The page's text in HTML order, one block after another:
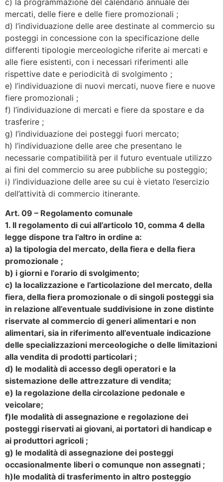
c) la programmazione del calendario annuale dei
mercati, delle fiere e delle fiere promozionali ;
d) l’individuazione delle aree destinate al commercio su
posteggi in concessione con la specificazione delle
differenti tipologie merceologiche riferite ai mercati e
alle fiere esistenti, con i necessari riferimenti alle
rispettive date e periodicità di svolgimento ;
e) l’individuazione di nuovi mercati, nuove fiere e nuove
fiere promozionali ;
f) l’individuazione di mercati e fiere da spostare e da
trasferire ;
g) l’individuazione dei posteggi fuori mercato;
h) l’individuazione delle aree che presentano le
necessarie compatibilità per il futuro eventuale utilizzo
ai fini del commercio su aree pubbliche su posteggio;
i) l’individuazione delle aree su cui è vietato l’esercizio
dell’attività di commercio itinerante.
Art. 09 – Regolamento comunale
1. Il regolamento di cui all’articolo 10, comma 4 della
legge dispone tra l’altro in ordine a:
a) la tipologia del mercato, della fiera e della fiera
promozionale ;
b) i giorni e l’orario di svolgimento;
c) la localizzazione e l’articolazione del mercato, della
fiera, della fiera promozionale o di singoli posteggi sia
in relazione all’eventuale suddivisione in zone distinte
riservate al commercio di generi alimentari e non
alimentari, sia in riferimento all’eventuale indicazione
delle specializzazioni merceologiche o delle limitazioni
alla vendita di prodotti particolari ;
d) le modalità di accesso degli operatori e la
sistemazione delle attrezzature di vendita;
e) la regolazione della circolazione pedonale e
veicolare;
f)le modalità di assegnazione e regolazione dei
posteggi riservati ai giovani, ai portatori di handicap e
ai produttori agricoli ;
g) le modalità di assegnazione dei posteggi
occasionalmente liberi o comunque non assegnati ;
h)le modalità di trasferimento in altro posteggio